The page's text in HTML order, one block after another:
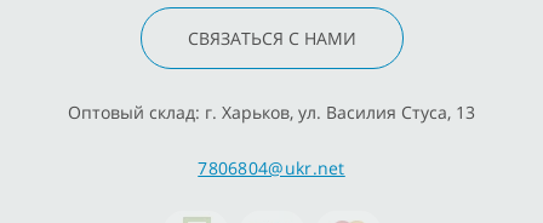
СВЯЗАТЬСЯ С НАМИ
Оптовый склад: г. Харьков, ул. Василия Стуса, 13
7806804@ukr.net